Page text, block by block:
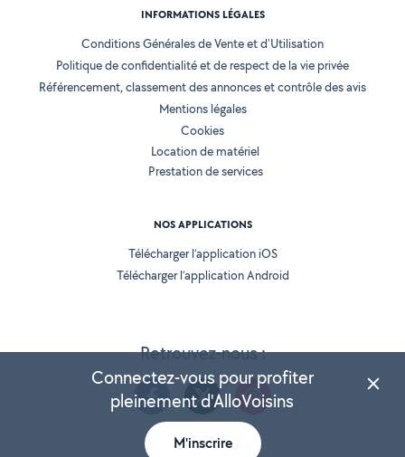
Retrouvez-nous :
INFORMATIONS LÉGALES
Conditions Générales de Vente et d'Utilisation
Politique de confidentialité et de respect de la vie privée
Référencement, classement des annonces et contrôle des avis
Mentions légales
Cookies
Location de matériel
Prestation de services
NOS APPLICATIONS
Télécharger l’application iOS
Télécharger l’application Android
Connectez-vous pour profiter
pleinement d'AlloVoisins
M'inscrire